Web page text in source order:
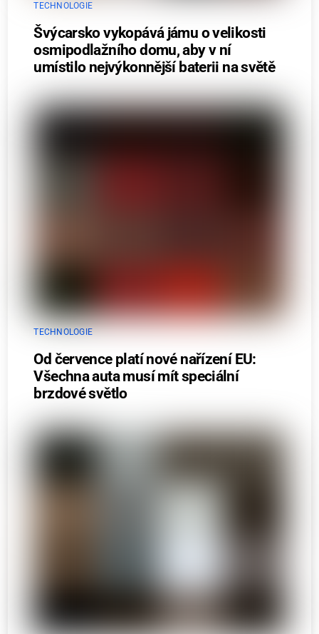
TECHNOLOGIE
Švýcarsko vykopává jámu o velikosti
osmipodlažního domu, aby v ní
umístilo nejvýkonnější baterii na světě
TECHNOLOGIE
Od července platí nové nařízení EU:
Všechna auta musí mít speciální
brzdové světlo